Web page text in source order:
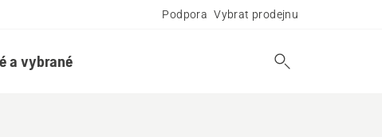
Podpora Vybrat prodejnu
a vybrané